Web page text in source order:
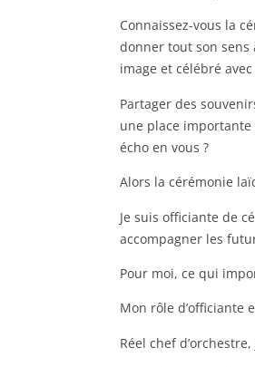
Connaissez-vous la
donner tout son sens
image et célébré
Partager des
une place
écho en vous ?
Alors la cérémonie
Je suis officiante de
accompagner les
Pour moi, ce qui
Mon rôle d’officiante
Réel chef